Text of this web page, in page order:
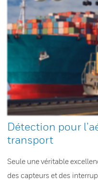
Détection pour
transport
Seule une véritable
des capteurs et des